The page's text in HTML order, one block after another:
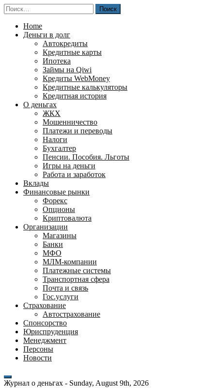
Перейти
к
содержимому
Найти:
Home
Деньги в долг
Автокредиты
Кредитные карты
Ипотека
Займы на Qiwi
Кредиты WebMoney
Кредитные калькуляторы
Кредитная история
О деньгах
ЖКХ
Мошенничество
Платежи и переводы
Налоги
Бухгалтер
Пенсии. Пособия. Льготы
Игры на деньги
Работа и заработок
Вклады
Финансовые рынки
Форекс
Опционы
Криптовалюта
Организации
Магазины
Банки
МФО
МЛМ-компании
Платежные системы
Транспортная сфера
Почта и связь
Гос.услуги
Страхование
Автострахование
Спонсорство
Юриспруденция
Менеджмент
Персоны
Новости
Журнал о деньгах - Sunday, August 9th, 2026